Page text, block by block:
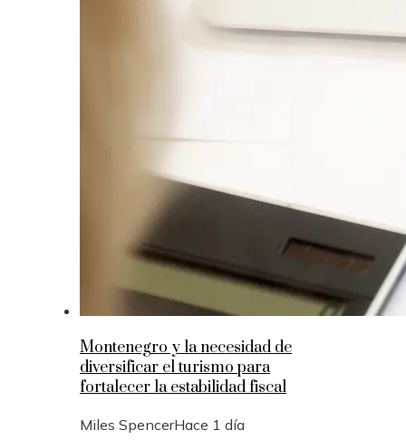
Montenegro y la necesidad de
diversificar el turismo para
fortalecer la estabilidad fiscal
Miles SpencerHace 1 día